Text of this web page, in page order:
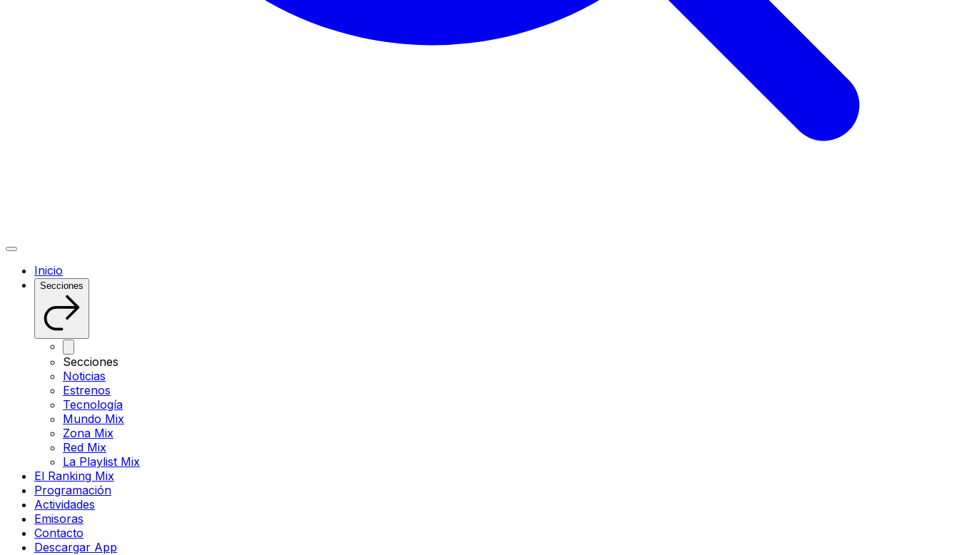
Inicio
Secciones
Secciones
Noticias
Estrenos
Tecnología
Mundo Mix
Zona Mix
Red Mix
La Playlist Mix
El Ranking Mix
Programación
Actividades
Emisoras
Contacto
Descargar App